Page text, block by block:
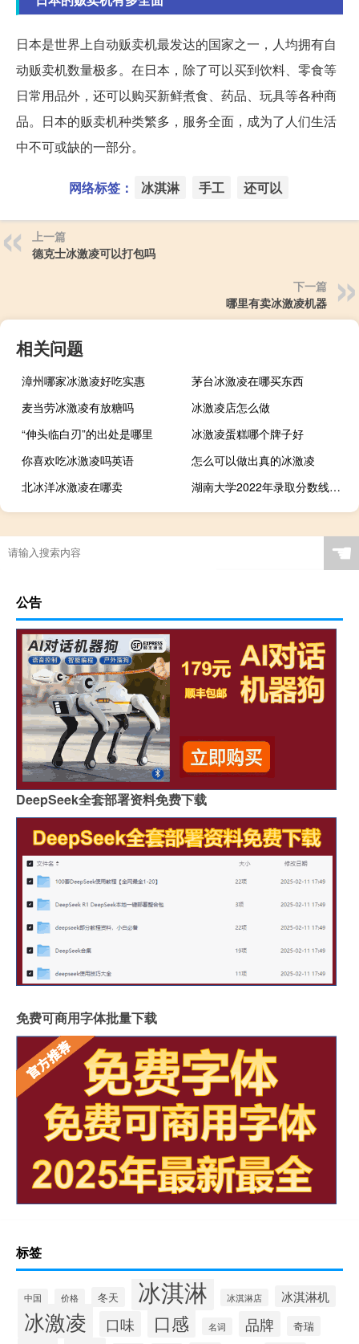
日本是世界上自动贩卖机最发达的国家之一，人均拥有自
动贩卖机数量极多。在日本，除了可以买到饮料、零食等
日常用品外，还可以购买新鲜煮食、药品、玩具等各种商
品。日本的贩卖机种类繁多，服务全面，成为了人们生活
中不可或缺的一部分。
网络标签： 冰淇淋 手工 还可以
上一篇
德克士冰激凌可以打包吗
下一篇
哪里有卖冰激凌机器
相关问题
漳州哪家冰激凌好吃实惠
茅台冰激凌在哪买东西
麦当劳冰激凌有放糖吗
冰激凌店怎么做
“伸头临白刃”的出处是哪里
冰激凌蛋糕哪个牌子好
你喜欢吃冰激凌吗英语
怎么可以做出真的冰激凌
北冰洋冰激凌在哪卖
湖南大学2022年录取分数线是多少 湖南省大学录取分数线
☚
公告
DeepSeek全套部署资料免费下载
免费可商用字体批量下载
标签
中国 价格 冬天 冰淇淋 冰淇淋店 冰淇淋机
冰激凌 口味 口感 名词 品牌 奇瑞